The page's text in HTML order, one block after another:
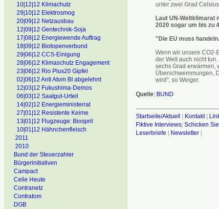
10|12|12 Klimachutz
29|10|12 Elektrosmog
20|09|12 Netzausbau
12|09|12 Gentechnik-Soja
17|08|12 Energiewende Auftrag
18|09|12 Biotopenverbund
29|06|12 CCS-Einigung
28|06|12 Klimaschutz Engagement
23|06|12 Rio Plus20 Gipfel
02|06|12 Anti Atom BI abgelehnt
12|03|12 Fukushima-Demos
06|03|12 Saatgut-Urteil
14|02|12 Energieministerrat
27|01|12 Resistente Keime
13|01|12 Flugzeuge: Biosprit
10|01|12 Hähnchenfleisch
2011
2010
Bund der Steuerzahler
Bürgerinitiativen
Campact
Celle Heute
Contranetz
Contratom
DGB
unter zwei Grad
Laut UN-Weltklimarat
2020 sogar um bis zu
"Die EU muss handeln.
Wenn wir unsere CO2-
der Welt auch nicht
sechs Grad erwärmen,
Überschwemmungen,
wird", so Weiger.
Quelle: BUND
Startseite/Aktuell | Kontakt|
Fiktive Interviews| Schicken
Leserbriefe | Newsletter|